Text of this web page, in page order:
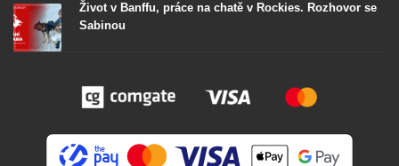
Život v Banffu, práce na chatě v Rockies. Rozhovor se
Sabinou